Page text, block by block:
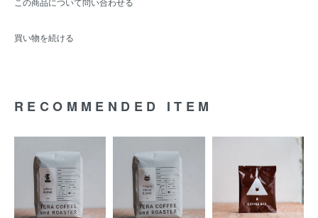
買い物を続ける
RECOMMENDED ITEM